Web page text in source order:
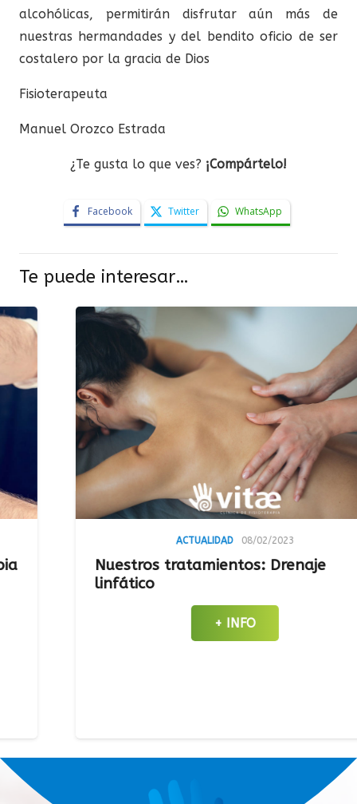
alcohólicas, permitirán disfrutar aún más de
nuestras hermandades y del bendito oficio de ser
costalero por la gracia de Dios
Fisioterapeuta
Manuel Orozco Estrada
¿Te gusta lo que ves? ¡Compártelo!
Facebook Twitter WhatsApp
Te puede interesar…
08/02/2023
Nuestros tratamientos: Drenaje